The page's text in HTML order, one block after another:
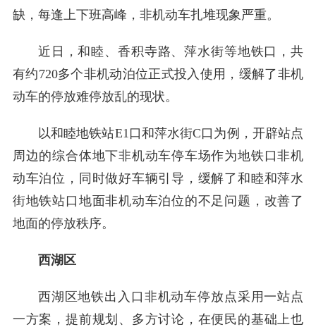
缺，每逢上下班高峰，非机动车扎堆现象严重。
近日，和睦、香积寺路、萍水街等地铁口，共
有约720多个非机动泊位正式投入使用，缓解了非机
动车的停放难停放乱的现状。
以和睦地铁站E1口和萍水街C口为例，开辟站点
周边的综合体地下非机动车停车场作为地铁口非机
动车泊位，同时做好车辆引导，缓解了和睦和萍水
街地铁站口地面非机动车泊位的不足问题，改善了
地面的停放秩序。
西湖区
西湖区地铁出入口非机动车停放点采用一站点
一方案，提前规划、多方讨论，在便民的基础上也